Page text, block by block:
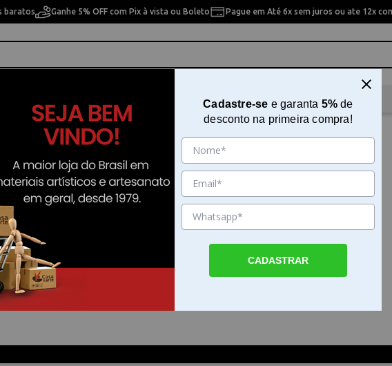
baratos Ganhe 5% OFF com Pix à vista ou Boleto Pague em Até 6x sem juros ou ate 12x
Pintura Artesanal Scrapbook
Por favor, tente com outros filtros.
Pinadores em Casa da Arte
por . Faça seu pedido e pague-o online.
Cadastre-se e garanta 5%de
desconto na primeira compra!
CADASTRAR